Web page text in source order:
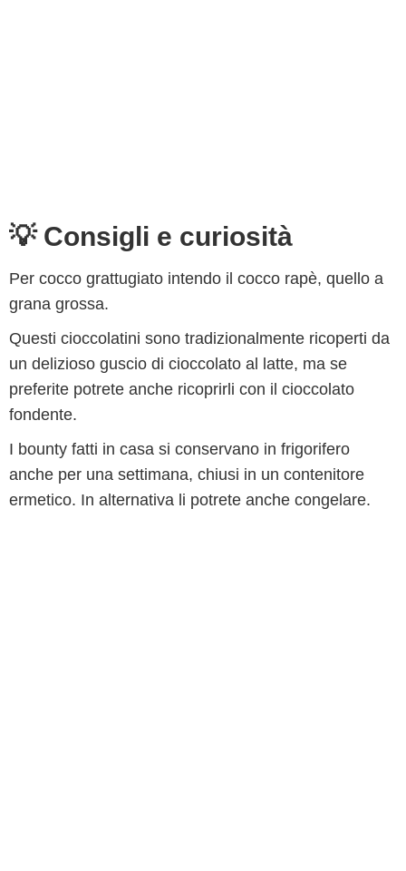
💡 Consigli e curiosità
Per cocco grattugiato intendo il cocco rapè, quello a
grana grossa.
Questi cioccolatini sono tradizionalmente ricoperti da
un delizioso guscio di cioccolato al latte, ma se
preferite potrete anche ricoprirli con il cioccolato
fondente.
I bounty fatti in casa si conservano in frigorifero
anche per una settimana, chiusi in un contenitore
ermetico. In alternativa li potrete anche congelare.